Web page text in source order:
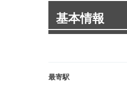
基本情報
最寄駅